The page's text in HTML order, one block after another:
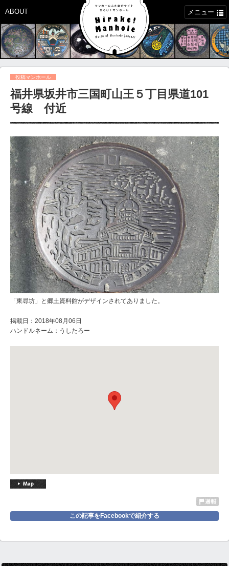
ABOUT メニュー
投稿マンホール
福井県坂井市三国町山王５丁目県道101
号線 付近
「東尋坊」と郷土資料館がデザインされてありました。
掲載日：2018年08月06日
ハンドルネーム：うしたろー
この記事をFacebookで紹介する